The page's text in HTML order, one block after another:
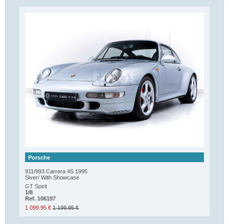
Porsche
911/993 Carrera 4S 1995
Siver/ With Showcase
GT Spirit
1/8
Ref. 106197
1 099.95 € 1 199.95 €